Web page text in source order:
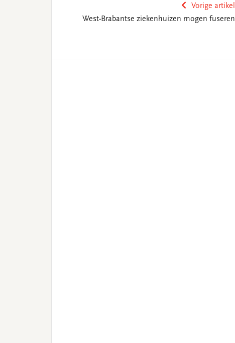
Vorige artikel
West-Brabantse ziekenhuizen mogen fuseren